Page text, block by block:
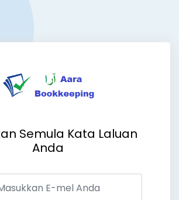
Semula Kata Laluan
Anda